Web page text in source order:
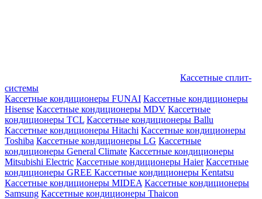
Кассетные сплит-
системы
Кассетные кондиционеры FUNAI Кассетные кондиционеры
Hisense Кассетные кондиционеры MDV Кассетные
кондиционеры TCL Кассетные кондиционеры Ballu
Кассетные кондиционеры Hitachi Кассетные кондиционеры
Toshiba Кассетные кондиционеры LG Кассетные
кондиционеры General Climate Кассетные кондиционеры
Mitsubishi Electric Кассетные кондиционеры Haier Кассетные
кондиционеры GREE Кассетные кондиционеры Kentatsu
Кассетные кондиционеры MIDEA Кассетные кондиционеры
Samsung Кассетные кондиционеры Thaicon